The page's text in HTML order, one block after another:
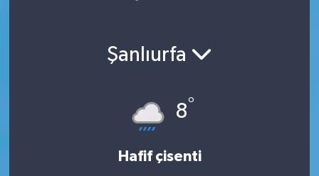
Şanlıurfa
8°
Hafif çisenti